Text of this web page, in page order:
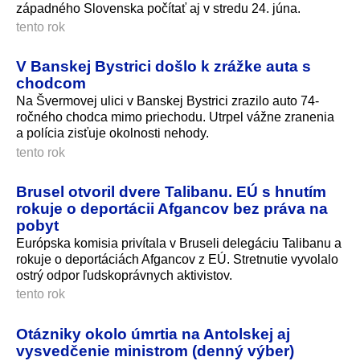
západného Slovenska počítať aj v stredu 24. júna.
tento rok
V Banskej Bystrici došlo k zrážke auta s
chodcom
Na Švermovej ulici v Banskej Bystrici zrazilo auto 74-
ročného chodca mimo priechodu. Utrpel vážne zranenia
a polícia zisťuje okolnosti nehody.
tento rok
Brusel otvoril dvere Talibanu. EÚ s hnutím
rokuje o deportácii Afgancov bez práva na
pobyt
Európska komisia privítala v Bruseli delegáciu Talibanu a
rokuje o deportáciách Afgancov z EÚ. Stretnutie vyvolalo
ostrý odpor ľudskoprávnych aktivistov.
tento rok
Otázniky okolo úmrtia na Antolskej aj
vysvedčenie ministrom (denný výber)